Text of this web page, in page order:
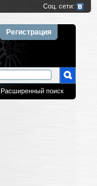
Регистрация
Расширенный поиск